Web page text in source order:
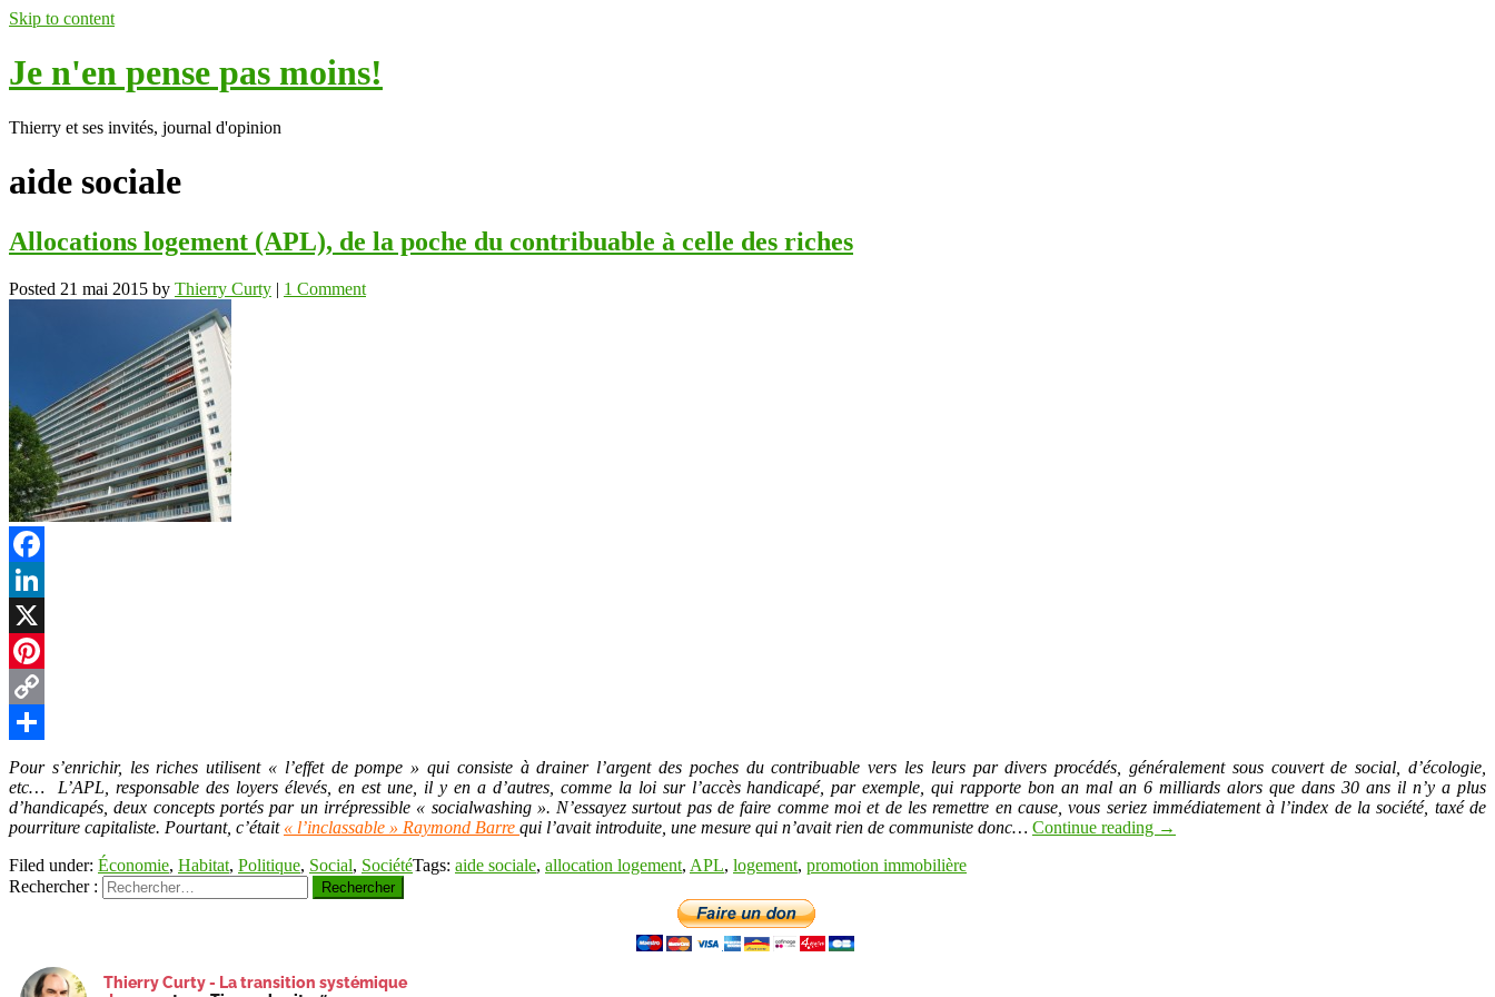
Skip to content
Je n'en pense pas moins!
Thierry et ses invités, journal d'opinion
aide sociale
Allocations logement (APL), de la poche du contribuable à celle des riches
Posted 21 mai 2015 by Thierry Curty | 1 Comment
Facebook
LinkedIn
X
Pinterest
Copy
Link
Partager
Pour s’enrichir, les riches utilisent « l’effet de pompe » qui consiste à drainer l’argent des poches du contribuable vers les leurs par divers procédés, généralement sous couvert de social, d’écologie,
etc… L’APL, responsable des loyers élevés, en est une, il y en a d’autres, comme la loi sur l’accès handicapé, par exemple, qui rapporte bon an mal an 6 milliards alors que dans 30 ans il n’y a plus
d’handicapés, deux concepts portés par un irrépressible « socialwashing ». N’essayez surtout pas de faire comme moi et de les remettre en cause, vous seriez immédiatement à l’index de la société, taxé de
pourriture capitaliste. Pourtant, c’était « l’inclassable » Raymond Barre qui l’avait introduite, une mesure qui n’avait rien de communiste donc… Continue reading →
Filed under: Économie, Habitat, Politique, Social, SociétéTags: aide sociale, allocation logement, APL, logement, promotion immobilière
Rechercher :
Thierry Curty - La transition systémique